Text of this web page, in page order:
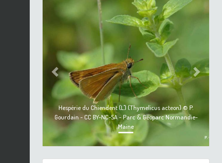
Hespérie du Chiendent (L') (Thymelicus acteon) © P.
Gourdain - CC BY-NC-SA - Parc & Géoparc Normandie-
Maine
Previous Next